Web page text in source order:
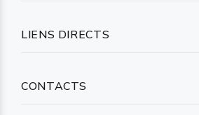
LIENS DIRECTS
CONTACTS